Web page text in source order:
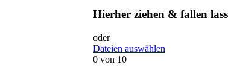
Hierher ziehen & fallen
oder
Dateien auswählen
0 von 10